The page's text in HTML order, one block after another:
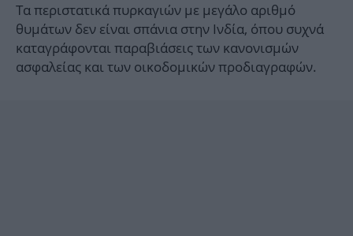
Τα περιστατικά πυρκαγιών με μεγάλο αριθμό
θυμάτων δεν είναι σπάνια στην Ινδία, όπου συχνά
καταγράφονται παραβιάσεις των κανονισμών
ασφαλείας και των οικοδομικών προδιαγραφών.